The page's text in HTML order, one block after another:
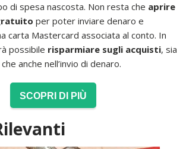
di spesa nascosta. Non resta che aprire
per poter inviare denaro e
carta Mastercard associata al conto. In
possibile risparmiare sugli acquisti, sia
anche nell’invio di denaro.
SCOPRI DI PIÙ